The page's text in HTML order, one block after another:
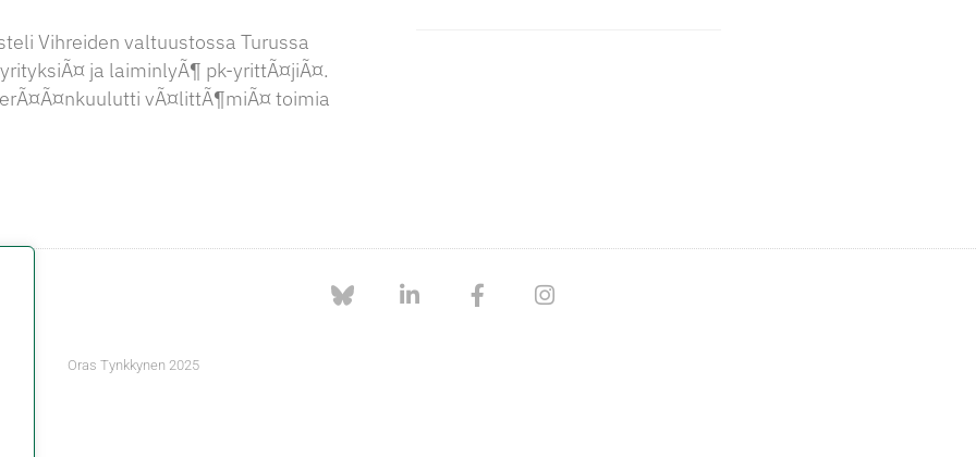
Vihreiden valtuustossa Turussa
ja laiminlyÃ¶ pk-yrittÃ¤jiÃ¤.
vÃ¤littÃ¶miÃ¤ toimia
Oras Tynkkynen 2025